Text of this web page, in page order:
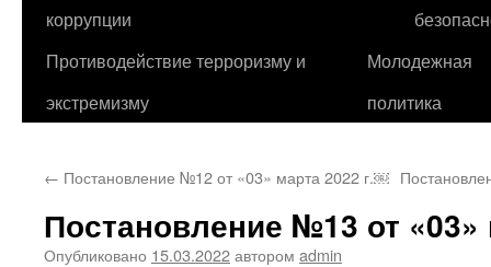
коррупции
Противодействие терроризму и
экстремизму
Молодежная
политика
← Постановление №12 от «03» марта 2022 г.￼
Постановление №13 от «03»
Опубликовано 15.03.2022автором admin